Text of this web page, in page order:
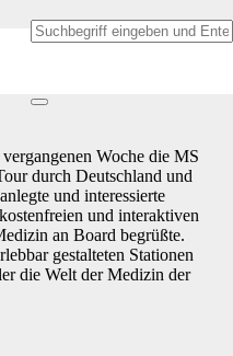
Woche die MS
durch Deutschland und
und interessierte
und interaktiven
an Board begrüßte.
gestalteten Stationen
die Welt der Medizin der